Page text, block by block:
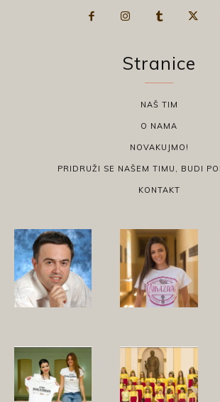
Stranice
NAŠ TIM
O NAMA
NOVAKUJMO!
PRIDRUŽI SE NAŠEM TIMU, BUDI
KONTAKT